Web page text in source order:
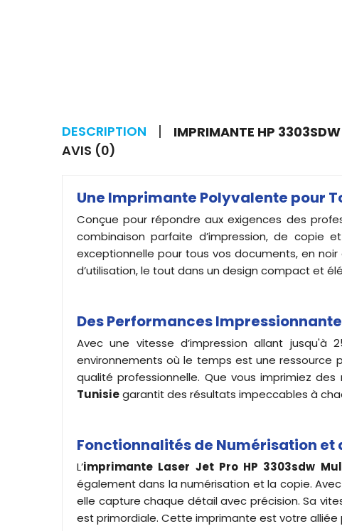
DESCRIPTION
IMPRIMANTE HP
AVIS (0)
Une Imprimante Polyvalente pour
Conçue pour répondre aux exigences des
combinaison parfaite d’impression, de copie
exceptionnelle pour tous vos documents, en
d’utilisation, le tout dans un design compact et
Des Performances
Avec une vitesse d’impression allant
environnements où le temps est une ressource
qualité professionnelle. Que vous imprimiez
Tunisiegarantit des résultats impeccables à
Fonctionnalités de Numérisation et
L’imprimante Laser Jet Pro HP 3303sdw
également dans la numérisation et la copie.
elle capture chaque détail avec précision. Sa
est primordiale. Cette imprimante est votre